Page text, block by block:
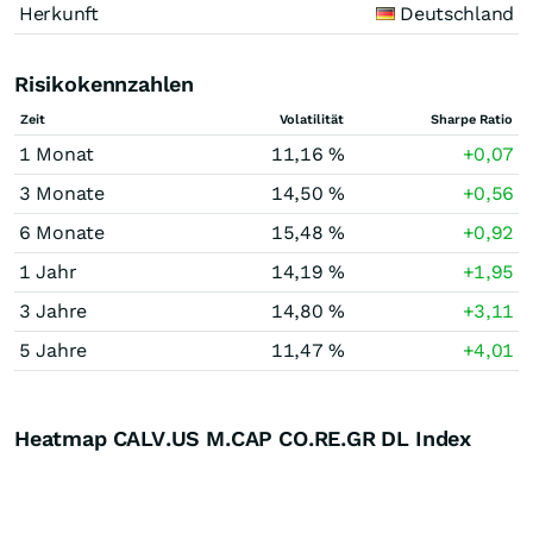
Herkunft Deutschland
Risikokennzahlen
Zeit Volatilität Sharpe Ratio
1 Monat 11,16 %
+0,07
3 Monate
14,50 %
+0,56
6 Monate
15,48 %
+0,92
1 Jahr
14,19 %
+1,95
3 Jahre
14,80 %
+3,11
5 Jahre
11,47 % +4,01
Heatmap CALV.US M.CAP CO.RE.GR DL Index